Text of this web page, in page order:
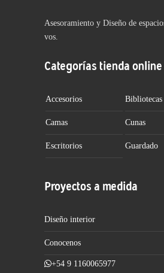
Asesoramiento y Diseño de
vos.
Categorías tienda online
Accesorios Bibliotecas
Camas Cunas
Escritorios Guardado
Proyectos a medida
Diseño interior
Conocenos
+54 9 1160065977